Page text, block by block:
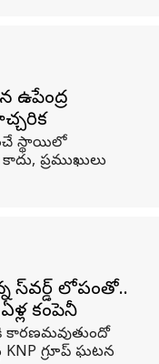
ఉపేంద్ర
స్థాయిలో
ప్రముఖులు
పాస్‌వర్డ్ లోపంతో..
కంపెనీ
కారణమవుతుందో
KNP గ్రూప్ ఘటన